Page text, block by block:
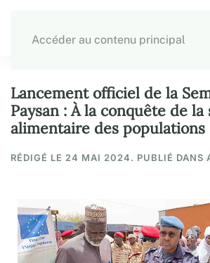
Accéder au contenu principal
Lancement officiel de la
Paysan : À la conquête de
alimentaire des populations
RÉDIGÉ LE 24 MAI 2024. PUBLIÉ DANS